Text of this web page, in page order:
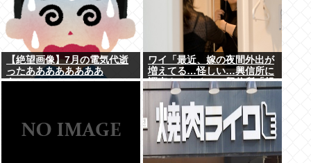
【絶望画像】7月の電気代逝
ったああああああああ
あ！！！！！
ワイ「最近、嫁の夜間外出が
増えてる…怪しい…興信所に
調査させたろ！」興信所「報
告します」⇒結果www